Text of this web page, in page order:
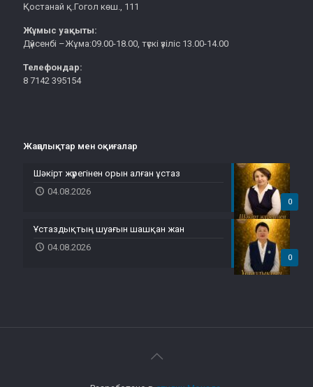
Қостанай қ.Гогол көш., 111
Жұмыс уақыты:
Дүйсенбі –Жұма:09.00-18.00, түскі үзіліс 13.00-14.00
Телефондар:
8 7142 395154
Жаңалықтар мен оқиғалар
0
Шәкірт жүрегінен орын алған ұстаз
04.08.2026
0
Ұстаздықтың шуағын шашқан жан
04.08.2026